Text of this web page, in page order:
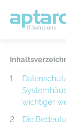
wichtiger
Die